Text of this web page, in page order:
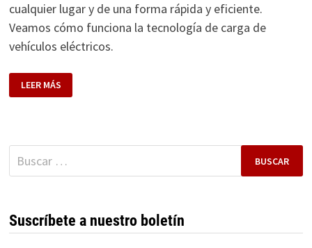
cualquier lugar y de una forma rápida y eficiente.
Veamos cómo funciona la tecnología de carga de
vehículos eléctricos.
TECNOLOGÍA
DE
CARGA
LEER MÁS
Buscar:
Suscríbete a nuestro boletín